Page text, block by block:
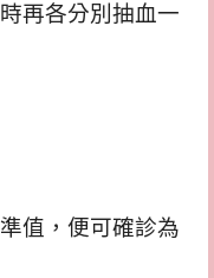
再各分別抽血一
值，便可確診為